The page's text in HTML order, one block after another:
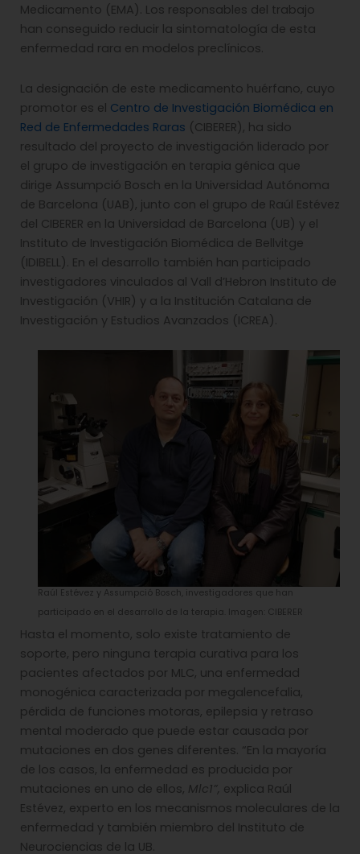
Medicamento (EMA). Los responsables del trabajo
han conseguido reducir la sintomatología de esta
enfermedad rara en modelos preclínicos.
La designación de este medicamento huérfano, cuyo
promotor es el Centro de Investigación Biomédica en
Red de Enfermedades Raras (CIBERER), ha sido
resultado del proyecto de investigación liderado por
el grupo de investigación en terapia génica que
dirige Assumpció Bosch en la Universidad Autónoma
de Barcelona (UAB), junto con el grupo de Raúl Estévez
del CIBERER en la Universidad de Barcelona (UB) y el
Instituto de Investigación Biomédica de Bellvitge
(IDIBELL). En el desarrollo también han participado
investigadores vinculados al Vall d’Hebron Instituto de
Investigación (VHIR) y a la Institución Catalana de
Investigación y Estudios Avanzados (ICREA).
Raúl Estévez y Assumpció Bosch, investigadores que han
participado en el desarrollo de la terapia. Imagen: CIBERER
Hasta el momento, solo existe tratamiento de
soporte, pero ninguna terapia curativa para los
pacientes afectados por MLC, una enfermedad
monogénica caracterizada por megalencefalia,
pérdida de funciones motoras, epilepsia y retraso
mental moderado que puede estar causada por
mutaciones en dos genes diferentes. “En la mayoría
de los casos, la enfermedad es producida por
mutaciones en uno de ellos, Mlc1”, explica Raúl
Estévez, experto en los mecanismos moleculares de la
enfermedad y también miembro del Instituto de
Neurociencias de la UB.